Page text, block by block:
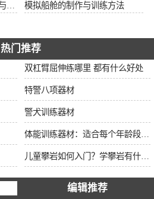
模拟船舱的制作与训练方法
热门推荐
双杠臂屈伸练哪里 都有什么好处
特警八项器材
警犬训练器材
编辑推荐